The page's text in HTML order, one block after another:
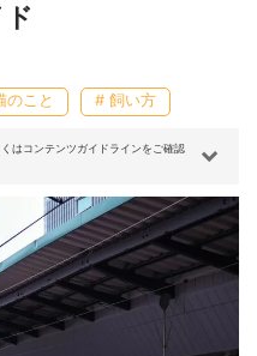
のこと # 飼い方
はコンテンツガイドラインをご確認